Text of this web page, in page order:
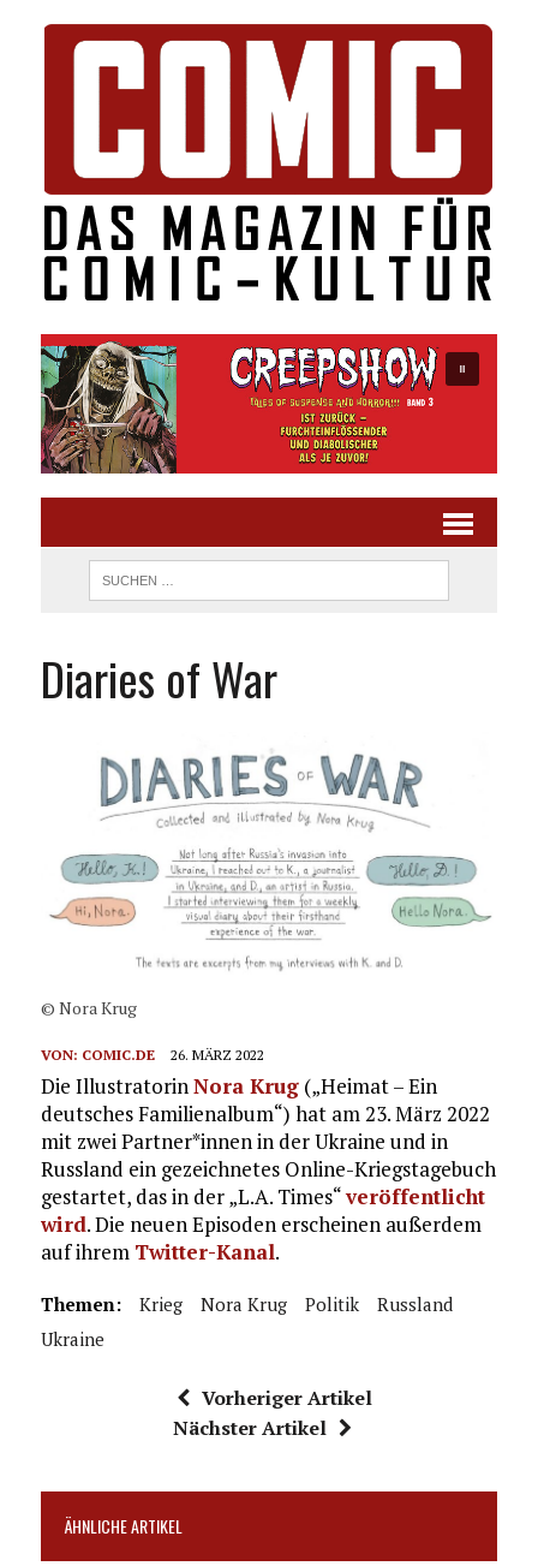
Diaries of War
© Nora Krug
VON: COMIC.DE 26. MÄRZ 2022
Die Illustratorin Nora Krug(„Heimat – Ein
deutsches Familienalbum“) hat am 23. März 2022
mit zwei Partner*innen in der Ukraine und in
Russland ein gezeichnetes Online-Kriegstagebuch
gestartet, das in der „L.A. Times“veröffentlicht
wird. Die neuen Episoden erscheinen außerdem
auf ihrem Twitter-Kanal.
Themen: Krieg Nora Krug Politik
Russland
Ukraine
Vorheriger Artikel
Nächster Artikel
ÄHNLICHE ARTIKEL